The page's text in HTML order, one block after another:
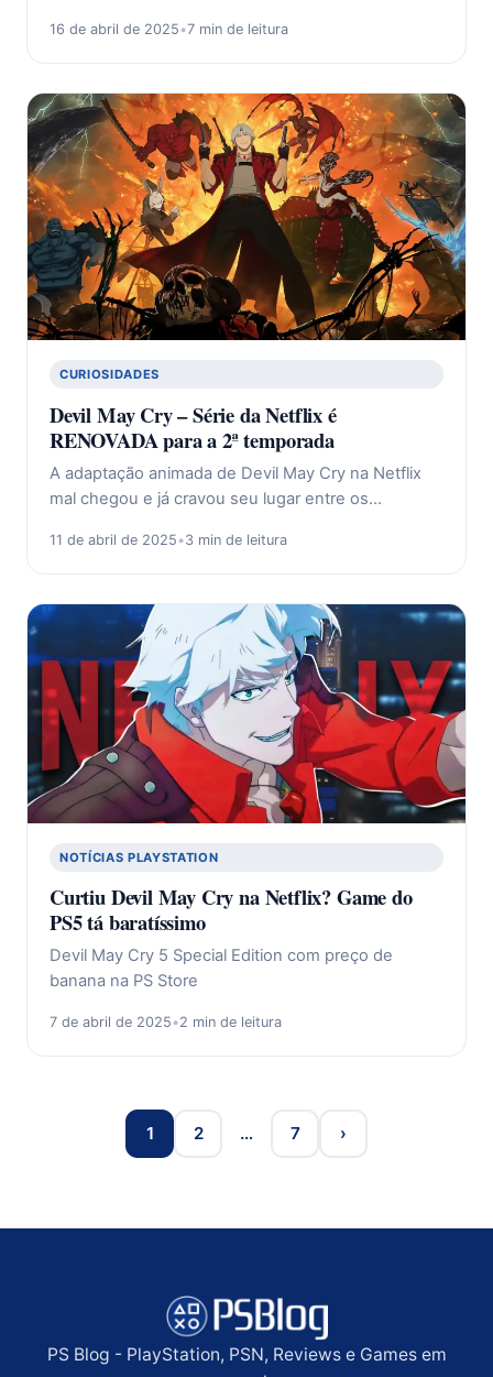
16 de abril de 2025•7 min de leitura
CURIOSIDADES
Devil May Cry – Série da Netflix é
RENOVADA para a 2ª temporada
A adaptação animada de Devil May Cry na Netflix
mal chegou e já cravou seu lugar entre os…
11 de abril de 2025•3 min de leitura
NOTÍCIAS PLAYSTATION
Curtiu Devil May Cry na Netflix? Game do
PS5 tá baratíssimo
Devil May Cry 5 Special Edition com preço de
banana na PS Store
7 de abril de 2025•2 min de leitura
1 2 … 7 ›
PS Blog - PlayStation, PSN, Reviews e Games em